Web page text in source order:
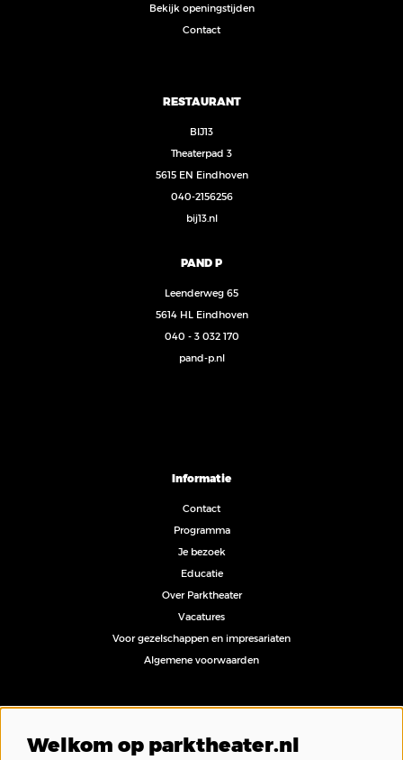
Bekijk openingstijden
Contact
RESTAURANT
BIJ13
Theaterpad 3
5615 EN Eindhoven
040-2156256
bij13.nl
PAND P
Leenderweg 65
5614 HL Eindhoven
040 - 3 032 170
pand-p.nl
Informatie
Contact
Programma
Je bezoek
Educatie
Over Parktheater
Vacatures
Voor gezelschappen en impresariaten
Algemene voorwaarden
Welkom op parktheater.nl